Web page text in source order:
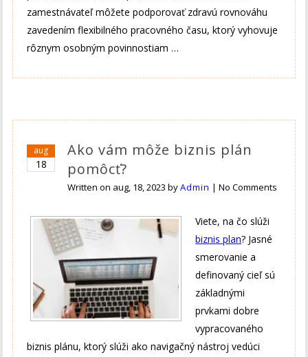
zamestnávateľ môžete podporovať zdravú rovnováhu
zavedením flexibilného pracovného času, ktorý vyhovuje
rôznym osobným povinnostiam …
aug
18
Ako vám môže biznis plán
pomôcť?
Written on aug, 18, 2023 byAdmin |No Comments
Viete, na čo slúži
biznis plan? Jasné
smerovanie a
definovaný cieľ sú
základnými
prvkami dobre
vypracovaného
biznis plánu, ktorý slúži ako navigačný nástroj vedúci